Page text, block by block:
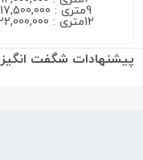
پیشنهادات شگفت انگیز